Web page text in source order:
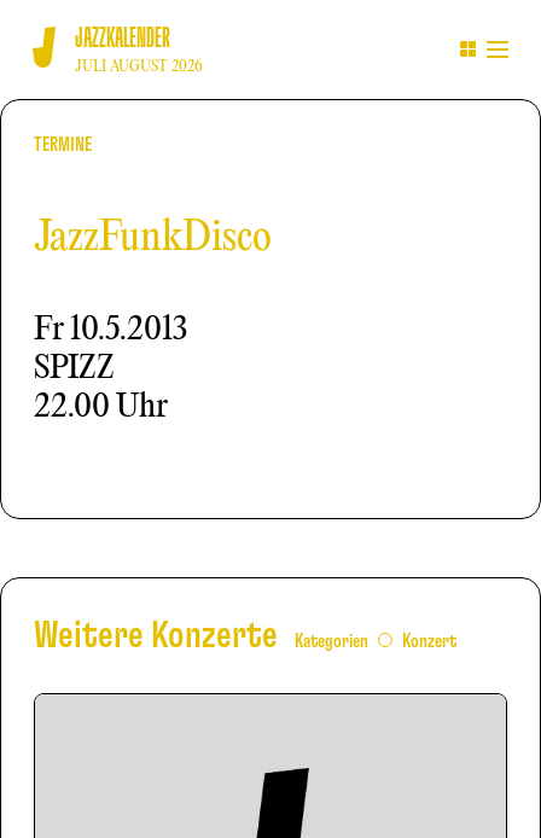
JAZZKALENDER
JULI AUGUST 2026
TERMINE
JazzFunkDisco
Fr10.5.2013
SPIZZ
22.00 Uhr
Weitere Konzerte Kategorien Konzert